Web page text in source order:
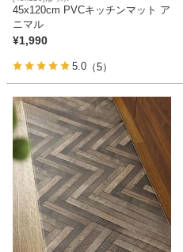
45x120cm PVCキッチンマット ア
ニマル
¥1,990
5.0 （5）